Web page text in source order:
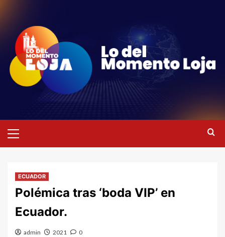
contenido
primario
ECUADOR
Polémica tras ‘boda VIP’ en
Ecuador.
admin 2021 0